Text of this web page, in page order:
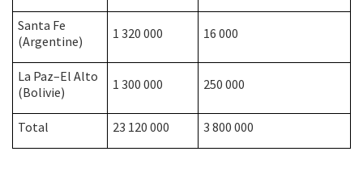
Santa Fe
(Argentine)
1 320 000 16 000
La Paz–El Alto
(Bolivie)
1 300 000 250 000
Total 23 120 000 3 800 000